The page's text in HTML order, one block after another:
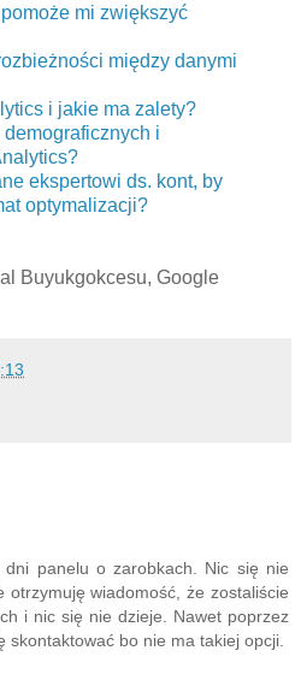
mi zwiększyć
między danymi
i jakie ma zalety?
i
ekspertowi ds. kont, by
optymalizacji?
Buyukgokcesu, Google
panelu o zarobkach. Nic się nie
otrzymuję wiadomość, że zostaliście
i nic się nie dzieje. Nawet poprzez
skontaktować bo nie ma takiej opcji.